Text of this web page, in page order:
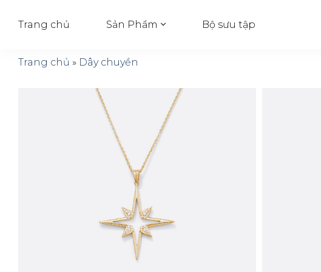
Trang chủ Sản Phẩm Bộ sưu tập
Trang chủ » Dây chuyền